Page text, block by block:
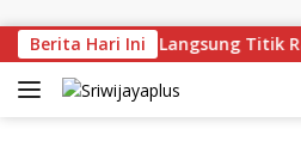
Berita Hari Ini
Deru Tinjau Langsung Titik